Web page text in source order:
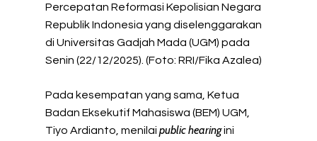
Percepatan Reformasi Kepolisian Negara
Republik Indonesia yang diselenggarakan
di Universitas Gadjah Mada (UGM) pada
Senin (22/12/2025). (Foto: RRI/Fika Azalea)
Pada kesempatan yang sama, Ketua
Badan Eksekutif Mahasiswa (BEM) UGM,
Tiyo Ardianto, menilai public hearingini